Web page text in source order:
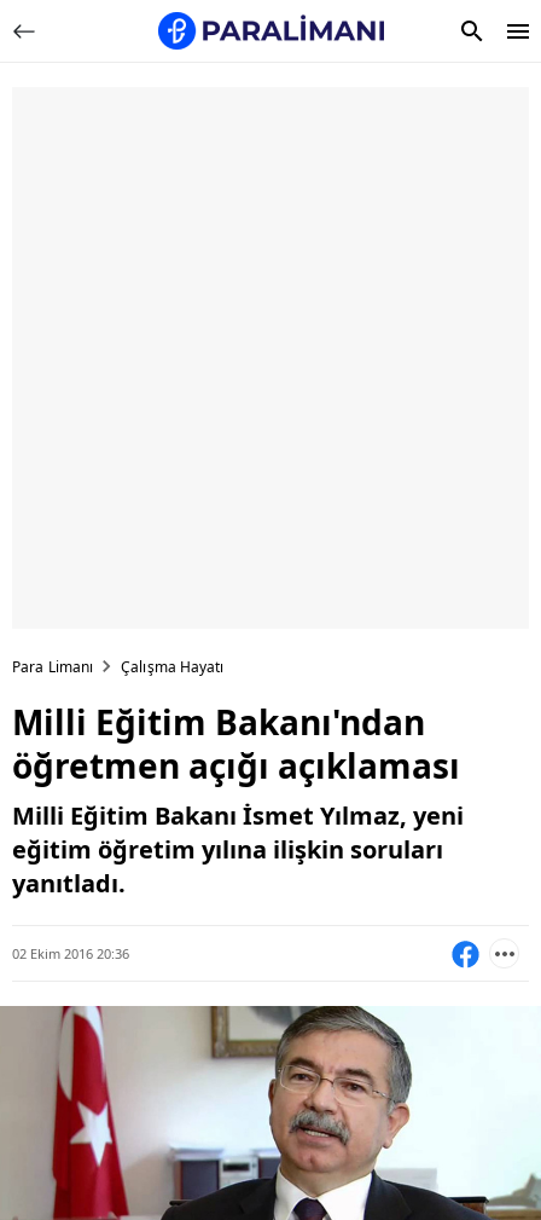
Para Limanı Çalışma Hayatı
Milli Eğitim Bakanı'ndan
öğretmen açığı açıklaması
Milli Eğitim Bakanı İsmet Yılmaz, yeni
eğitim öğretim yılına ilişkin soruları
yanıtladı.
02 Ekim 2016 20:36